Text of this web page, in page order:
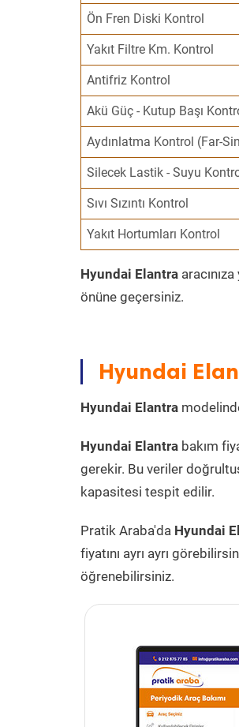
Ön Fren Diski Kontrol
Yakıt Filtre Km. Kontrol
Antifriz Kontrol
Akü Güç - Kutup Başı
Aydınlatma Kontrol (Far-
Silecek Lastik - Suyu
Sıvı Sızıntı Kontrol
Yakıt Hortumları Kontrol
Hyundai Elantra
önüne geçersiniz.
Hyundai
Hyundai Elantra
Hyundai Elantra bakım
gerekir. Bu veriler
kapasitesi tespit edilir.
Pratik Araba'da Hyundai
fiyatını ayrı ayrı
öğrenebilirsiniz.